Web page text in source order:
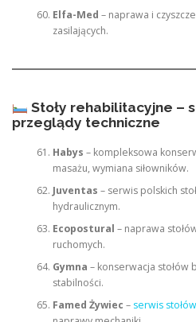
Elfa-Med – naprawa i
zasilających.
Stoły rehabilitacyjne –
przeglądy techniczne
Habys – kompleksowa
masażu, wymiana siłowników.
Juventas – serwis polskich
hydraulicznym.
Ecopostural – naprawa
ruchomych.
Gymna – konserwacja stołów
stabilności.
Famed Żywiec – serwis